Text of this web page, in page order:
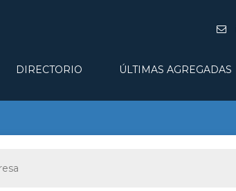
DIRECTORIO ÚLTIMAS AGREGADAS